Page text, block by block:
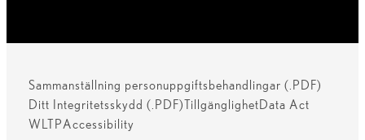
Sammanställning personuppgiftsbehandlingar (.PDF)
Ditt Integritetsskydd (.PDF)TillgänglighetData Act
WLTPAccessibility